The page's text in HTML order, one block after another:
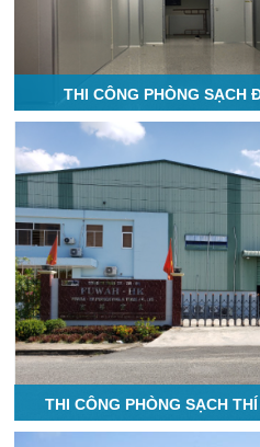
THI CÔNG PHÒNG SẠCH
THI CÔNG PHÒNG SẠCH